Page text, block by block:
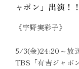
ャポン」出演！！
《宇野実彩子》
5/3(金)24:20～放
TBS「有吉ジャポ